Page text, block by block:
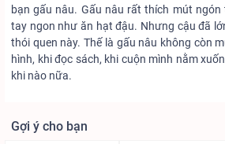
bạn gấu nâu. Gấu nâu rất thích mút
tay ngon như ăn hạt đậu. Nhưng cậu đã
thói quen này. Thế là gấu nâu không còn
hình, khi đọc sách, khi cuộn mình nằm
khi nào nữa.
Gợi ý cho bạn